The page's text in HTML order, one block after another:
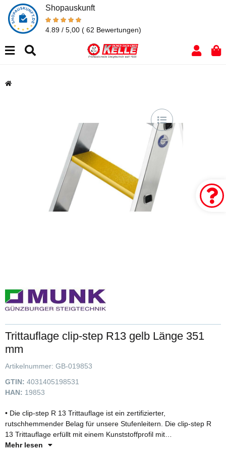
Shopauskunft
4.89 / 5,00 ( 62 Bewertungen)
Trittauflage clip-step R13 gelb Länge 351
mm
Artikelnummer: GB-019853
GTIN: 4031405198531
HAN: 19853
• Die clip-step R 13 Trittauflage ist ein zertifizierter,
rutschhemmender Belag für unsere Stufenleitern. Die clip-step R
13 Trittauflage erfüllt mit einem Kunststoffprofil mit
Korundeinstreuung die Vorgaben der Bewertungsgruppe R 13 und
Mehr lesen